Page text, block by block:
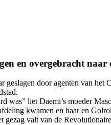
en overgebracht naar
door agenten van
was” liet Daemi’s moeder
kwamen en haar en
gezag valt van de